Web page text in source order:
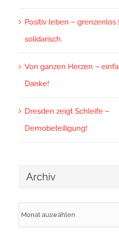
Positiv leben – grenzenlos
solidarisch.
Von ganzen Herzen –
Danke!
Dresden zeigt Schleife –
Demobeteiligung!
Archiv
Archiv